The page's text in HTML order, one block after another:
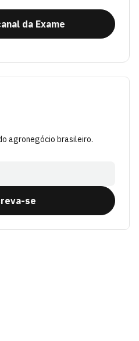
da Exame
agronegócio brasileiro.
se